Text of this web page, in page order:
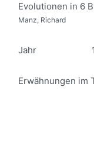
Evolutionen in 6
Manz, Richard
Jahr
Erwähnungen im